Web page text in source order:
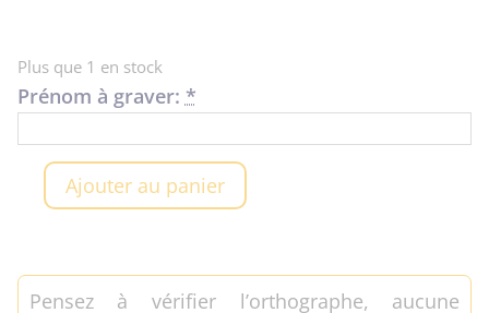
Plus que 1 en stock
Prénom à graver: *
quantité
à
Ajouter au panier
Pensez à vérifier l’orthographe, aucune